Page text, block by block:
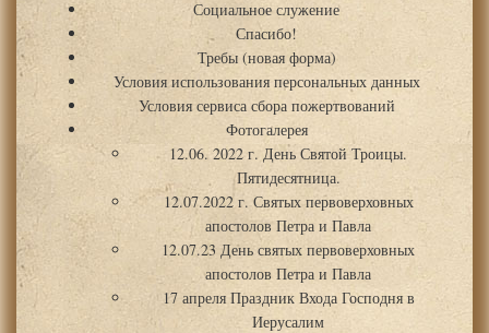
Социальное служение
Спасибо!
Требы (новая форма)
Условия использования персональных данных
Условия сервиса сбора пожертвований
Фотогалерея
12.06. 2022 г. День Святой Троицы.
Пятидесятница.
12.07.2022 г. Святых первоверховных
апостолов Петра и Павла
12.07.23 День святых первоверховных
апостолов Петра и Павла
17 апреля Праздник Входа Господня в
Иерусалим